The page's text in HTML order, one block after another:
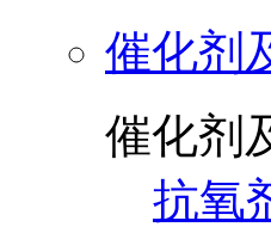
催化剂
催化剂
抗氧